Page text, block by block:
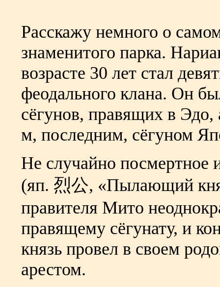
Расскажу немного о
знаменитого парка.
возрасте 30 лет стал
феодального клана. Он
сёгунов, правящих в Эдо,
м, последним, сёгуном
Не случайно посмертное
(яп. 烈公, «Пылающий
правителя Мито
правящему сёгунату, и
князь провел в своем
арестом.